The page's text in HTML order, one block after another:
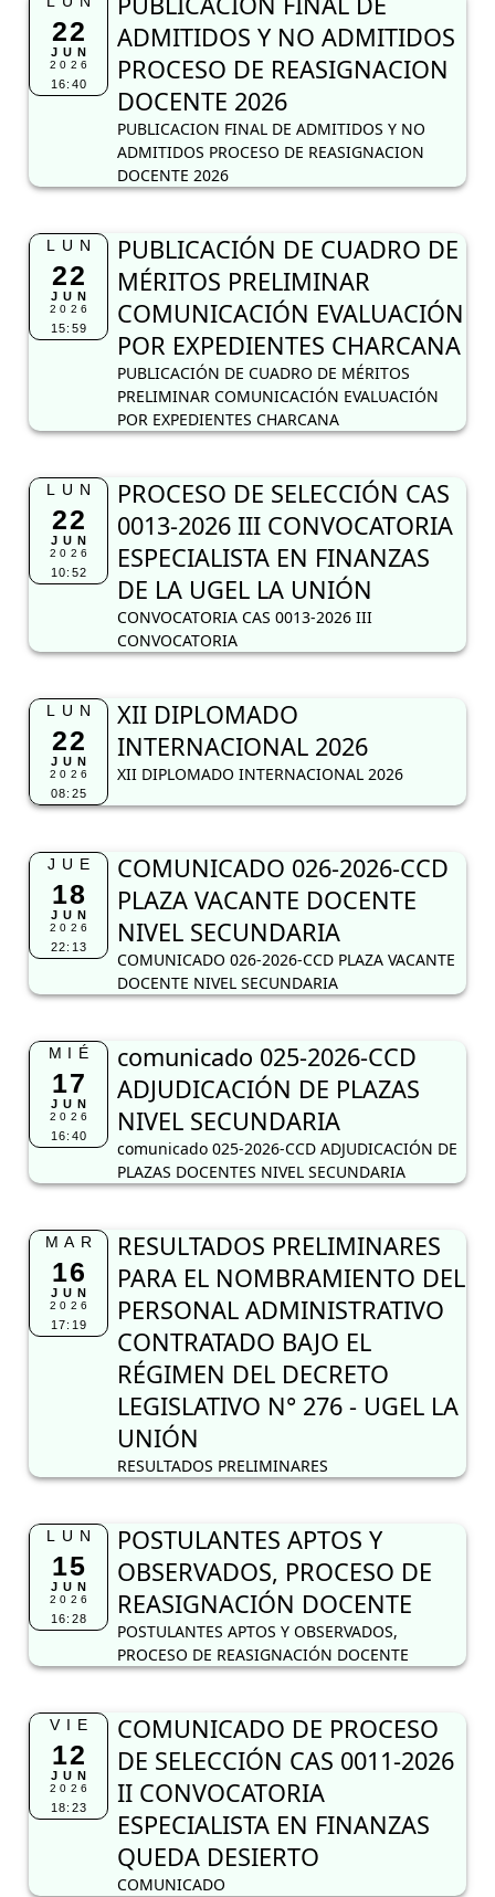
22
JUN
2026
16:40
ADMITIDOS Y NO ADMITIDOS
PROCESO DE REASIGNACION
DOCENTE 2026
PUBLICACION FINAL DE ADMITIDOS Y NO
ADMITIDOS PROCESO DE REASIGNACION
DOCENTE 2026
LUN
22
JUN
2026
15:59
PUBLICACIÓN DE CUADRO DE
MÉRITOS PRELIMINAR
COMUNICACIÓN EVALUACIÓN
POR EXPEDIENTES CHARCANA
PUBLICACIÓN DE CUADRO DE MÉRITOS
PRELIMINAR COMUNICACIÓN EVALUACIÓN
POR EXPEDIENTES CHARCANA
LUN
22
JUN
2026
10:52
PROCESO DE SELECCIÓN CAS
0013-2026 III CONVOCATORIA
ESPECIALISTA EN FINANZAS
DE LA UGEL LA UNIÓN
CONVOCATORIA CAS 0013-2026 III
CONVOCATORIA
LUN
22
JUN
2026
08:25
XII DIPLOMADO
INTERNACIONAL 2026
XII DIPLOMADO INTERNACIONAL 2026
JUE
18
JUN
2026
22:13
COMUNICADO 026-2026-CCD
PLAZA VACANTE DOCENTE
NIVEL SECUNDARIA
COMUNICADO 026-2026-CCD PLAZA VACANTE
DOCENTE NIVEL SECUNDARIA
MIÉ
17
JUN
2026
16:40
comunicado 025-2026-CCD
ADJUDICACIÓN DE PLAZAS
NIVEL SECUNDARIA
comunicado 025-2026-CCD ADJUDICACIÓN DE
PLAZAS DOCENTES NIVEL SECUNDARIA
MAR
16
JUN
2026
17:19
RESULTADOS PRELIMINARES
PARA EL NOMBRAMIENTO DEL
PERSONAL ADMINISTRATIVO
CONTRATADO BAJO EL
RÉGIMEN DEL DECRETO
LEGISLATIVO N° 276 - UGEL LA
UNIÓN
RESULTADOS PRELIMINARES
LUN
15
JUN
2026
16:28
POSTULANTES APTOS Y
OBSERVADOS, PROCESO DE
REASIGNACIÓN DOCENTE
POSTULANTES APTOS Y OBSERVADOS,
PROCESO DE REASIGNACIÓN DOCENTE
VIE
12
JUN
2026
18:23
COMUNICADO DE PROCESO
DE SELECCIÓN CAS 0011-2026
II CONVOCATORIA
ESPECIALISTA EN FINANZAS
QUEDA DESIERTO
COMUNICADO